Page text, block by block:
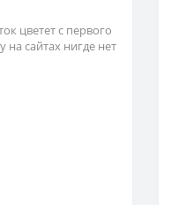
цветет с первого
на сайтах нигде нет